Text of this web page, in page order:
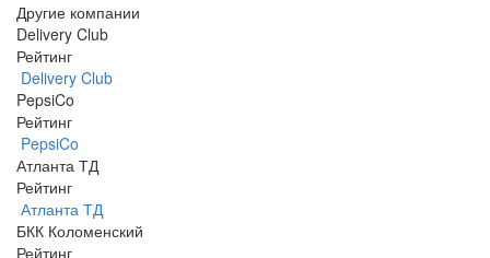
Другие компании
Delivery Club
Рейтинг
Delivery Club
PepsiCo
Рейтинг
PepsiCo
Атланта ТД
Рейтинг
Атланта ТД
БКК Коломенский
Рейтинг